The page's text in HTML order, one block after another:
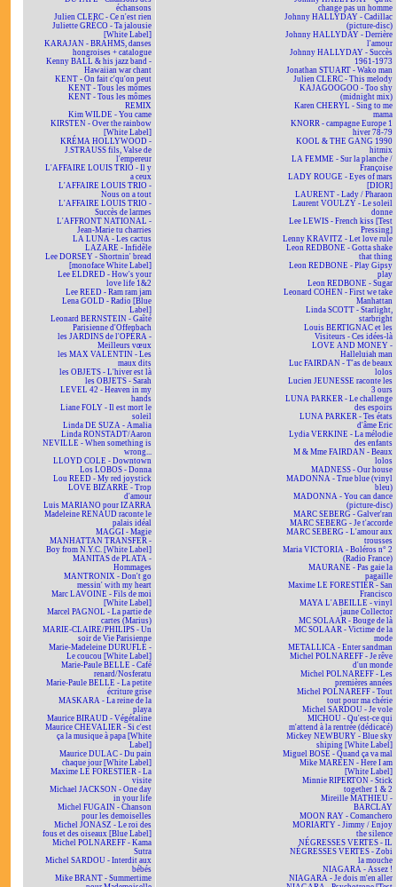
échansons
Julien CLERC - Ce n'est rien
Juliette GRÉCO - Ta jalousie
[White Label]
KARAJAN - BRAHMS, danses
hongroises + catalogue
Kenny BALL & his jazz band -
Hawaiian war chant
KENT - On fait c'qu'on peut
KENT - Tous les mômes
KENT - Tous les mômes
REMIX
Kim WILDE - You came
KIRSTEN - Over the rainbow
[White Label]
KRÉMA HOLLYWOOD -
J.STRAUSS fils, Valse de
l'empereur
L'AFFAIRE LOUIS TRIO - Il y
a ceux
L'AFFAIRE LOUIS TRIO -
Nous on a tout
L'AFFAIRE LOUIS TRIO -
Succès de larmes
L'AFFRONT NATIONAL -
Jean-Marie tu charries
LA LUNA - Les cactus
LAZARE - Infidèle
Lee DORSEY - Shortnin' bread
[monoface White Label]
Lee ELDRED - How's your
love life 1&2
Lee REED - Ram ram jam
Lena GOLD - Radio [Blue
Label]
Leonard BERNSTEIN - Gaîté
Parisienne d'Offenbach
les JARDINS de l'OPÉRA -
Meilleurs vœux
les MAX VALENTIN - Les
maux dits
les OBJETS - L'hiver est là
les OBJETS - Sarah
LEVEL 42 - Heaven in my
hands
Liane FOLY - Il est mort le
soleil
Linda DE SUZA - Amalia
Linda RONSTADT/Aaron
NEVILLE - When something is
wrong...
LLOYD COLE - Downtown
Los LOBOS - Donna
Lou REED - My red joystick
LOVE BIZARRE - Trop
d'amour
Luis MARIANO pour IZARRA
Madeleine RENAUD raconte le
palais idéal
MAGGI - Magie
MANHATTAN TRANSFER -
Boy from N.Y.C. [White Label]
MANITAS de PLATA -
Hommages
MANTRONIX - Don't go
messin' with my heart
Marc LAVOINE - Fils de moi
[White Label]
Marcel PAGNOL - La partie de
cartes (Marius)
MARIE-CLAIRE/PHILIPS - Un
soir de Vie Parisienne
Marie-Madeleine DURUFLÉ -
Le coucou [White Label]
Marie-Paule BELLE - Café
renard/Nosferatu
Marie-Paule BELLE - La petite
écriture grise
MASKARA - La reine de la
playa
Maurice BIRAUD - Végétaline
Maurice CHEVALIER - Si c'est
ça la musique à papa [White
Label]
Maurice DULAC - Du pain
chaque jour [White Label]
Maxime LE FORESTIER - La
visite
Michael JACKSON - One day
in your life
Michel FUGAIN - Chanson
pour les demoiselles
Michel JONASZ - Le roi des
fous et des oiseaux [Blue Label]
Michel POLNAREFF - Kama
Sutra
Michel SARDOU - Interdit aux
bébés
Mike BRANT - Summertime
change pas un homme
Johnny HALLYDAY - Cadillac
(picture-disc)
Johnny HALLYDAY - Derrière
l'amour
Johnny HALLYDAY - Succès
1961-1973
Jonathan STUART - Wako man
Julien CLERC - This melody
KAJAGOOGOO - Too shy
(midnight mix)
Karen CHERYL - Sing to me
mama
KNORR - campagne Europe 1
hiver 78-79
KOOL & THE GANG 1990
hitmix
LA FEMME - Sur la planche /
Françoise
LADY ROUGE - Eyes of mars
[DIOR]
LAURENT - Lady / Pharaon
Laurent VOULZY - Le soleil
donne
Lee LEWIS - French kiss [Test
Pressing]
Lenny KRAVITZ - Let love rule
Leon REDBONE - Gotta shake
that thing
Leon REDBONE - Play Gipsy
play
Leon REDBONE - Sugar
Leonard COHEN - First we take
Manhattan
Linda SCOTT - Starlight,
starbright
Louis BERTIGNAC et les
Visiteurs - Ces idées-là
LOVE AND MONEY -
Halleluiah man
Luc FAIRDAN - T'as de beaux
lolos
Lucien JEUNESSE raconte les
3 ours
LUNA PARKER - Le challenge
des espoirs
LUNA PARKER - Tes états
d'âme Eric
Lydia VERKINE - La mélodie
des enfants
M & Mme FAIRDAN - Beaux
lolos
MADNESS - Our house
MADONNA - True blue (vinyl
bleu)
MADONNA - You can dance
(picture-disc)
MARC SEBERG - Galver'ran
MARC SEBERG - Je t'accorde
MARC SEBERG - L'amour aux
trousses
Maria VICTORIA - Boléros n° 2
(Radio France)
MAURANE - Pas gaie la
pagaille
Maxime LE FORESTIER - San
Francisco
MAYA L'ABEILLE - vinyl
jaune Collector
MC SOLAAR - Bouge de là
MC SOLAAR - Victime de la
mode
METALLICA - Enter sandman
Michel POLNAREFF - Je rêve
d'un monde
Michel POLNAREFF - Les
premières années
Michel POLNAREFF - Tout
tout pour ma chérie
Michel SARDOU - Je vole
MICHOU - Qu'est-ce qui
m'attend à la rentrée (dédicacé)
Mickey NEWBURY - Blue sky
shining [White Label]
Miguel BOSÉ - Quand ça va mal
Mike MAREEN - Here I am
[White Label]
Minnie RIPERTON - Stick
together 1 & 2
Mireille MATHIEU -
BARCLAY
MOON RAY - Comanchero
MORIARTY - Jimmy / Enjoy
the silence
NÉGRESSES VERTES - IL
NÉGRESSES VERTES - Zobi
la mouche
NIAGARA - Assez !
NIAGARA - Je dois m'en aller